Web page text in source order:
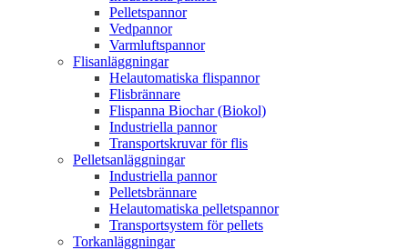
Pelletspannor
Vedpannor
Varmluftspannor
Flisanläggningar
Helautomatiska flispannor
Flisbrännare
Flispanna Biochar (Biokol)
Industriella pannor
Transportskruvar för flis
Pelletsanläggningar
Industriella pannor
Pelletsbrännare
Helautomatiska pelletspannor
Transportsystem för pellets
Torkanläggningar